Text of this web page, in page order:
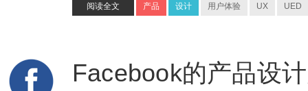
阅读全文 产品 设计 用户体验 UX UED
Facebook的产品设